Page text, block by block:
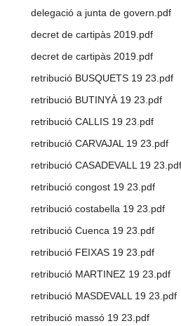
delegació a junta de govern.pdf
decret de cartipàs 2019.pdf
decret de cartipàs 2019.pdf
retribució BUSQUETS 19 23.pdf
retribució BUTINYÀ 19 23.pdf
retribució CALLIS 19 23.pdf
retribució CARVAJAL 19 23.pdf
retribució CASADEVALL 19 23.pdf
retribució congost 19 23.pdf
retribució costabella 19 23.pdf
retribució Cuenca 19 23.pdf
retribució FEIXAS 19 23.pdf
retribució MARTINEZ 19 23.pdf
retribució MASDEVALL 19 23.pdf
retribució massó 19 23.pdf